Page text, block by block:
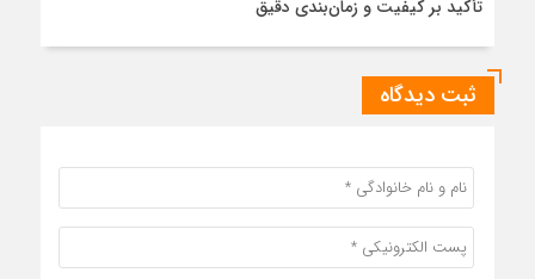
تأکید بر کیفیت و زمان‌بندی دقیق
ثبت دیدگاه